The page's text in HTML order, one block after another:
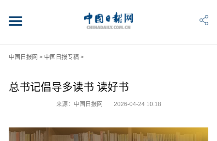
中国日报网 > 中国日报专稿>
总书记倡导多读书 读好书
来源：中国日报网 2026-04-24 10:18